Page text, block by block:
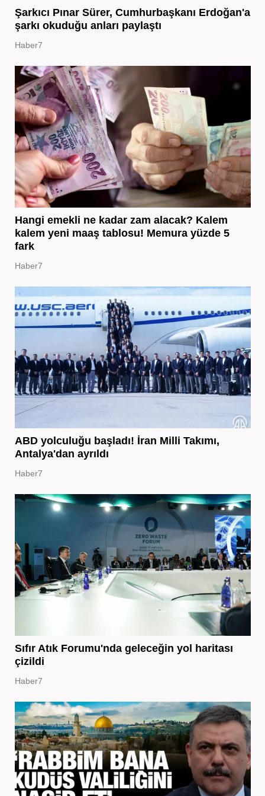
Şarkıcı Pınar Sürer, Cumhurbaşkanı Erdoğan'a
şarkı okuduğu anları paylaştı
Haber7
Hangi emekli ne kadar zam alacak? Kalem
kalem yeni maaş tablosu! Memura yüzde 5
fark
Haber7
ABD yolculuğu başladı! İran Milli Takımı,
Antalya'dan ayrıldı
Haber7
Sıfır Atık Forumu'nda geleceğin yol haritası
çizildi
Haber7